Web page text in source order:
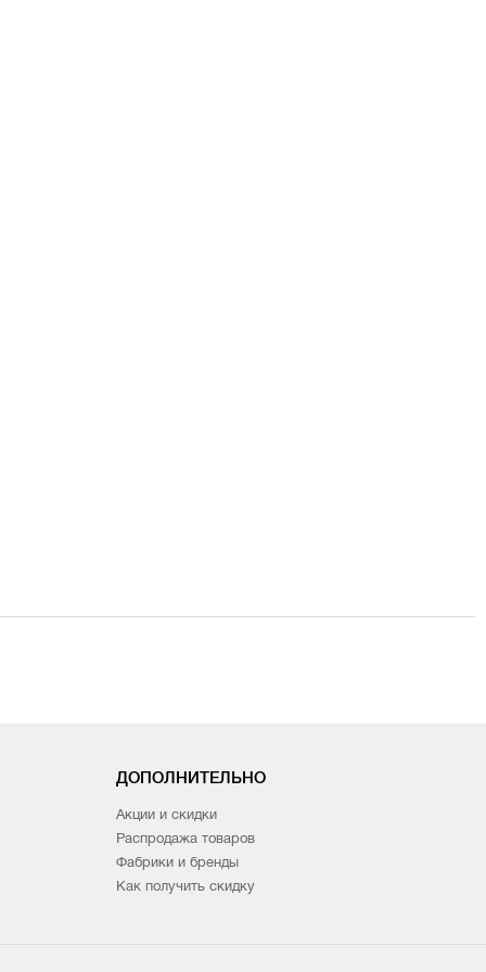
ДОПОЛНИТЕЛЬНО
Акции и скидки
Распродажа товаров
Фабрики и бренды
Как получить скидку